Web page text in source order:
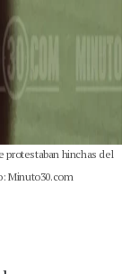
protestaban hinchas del
Minuto30.com